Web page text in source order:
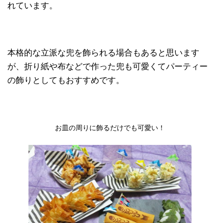
れています。
本格的な立派な兜を飾られる場合もあると思います
が、折り紙や布などで作った兜も可愛くてパーティー
の飾りとしてもおすすめです。
お皿の周りに飾るだけでも可愛い！